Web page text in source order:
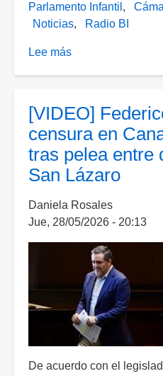
Parlamento Infantil
Noticias
Radio BI
Lee más
infantil
en
la
Cámara
Diputados,
destaca
Martínez
participación
[VIDEO]
censura en
tras pelea entre
San Lázaro
Daniela Rosales
Jue, 28/05/2026 - 20:13
De acuerdo con el